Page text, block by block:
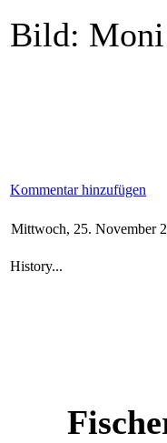
Bild: Moni
Kommentar hinzufügen
Mittwoch, 25. November
History...